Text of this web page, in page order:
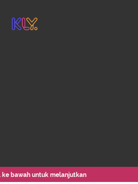
ke bawah untuk melanjutkan